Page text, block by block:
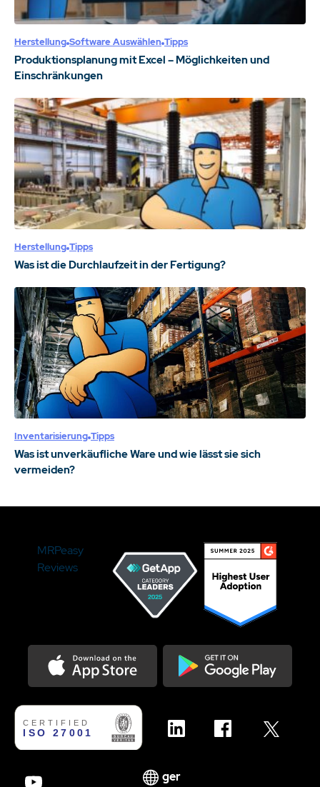
Herstellung Software Auswählen Tipps
Produktionsplanung mit Excel – Möglichkeiten und
Einschränkungen
Herstellung Tipps
Was ist die Durchlaufzeit in der Fertigung?
Inventarisierung Tipps
Was ist unverkäufliche Ware und wie lässt sie sich
vermeiden?
MRPeasy
Reviews
ger